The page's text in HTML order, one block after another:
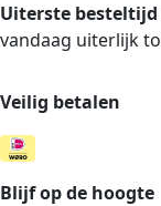
Uiterste besteltijd
vandaag uiterlijk
Veilig betalen
Blijf op de hoogte